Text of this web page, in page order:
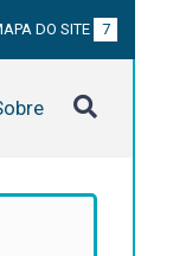
DO SITE 7